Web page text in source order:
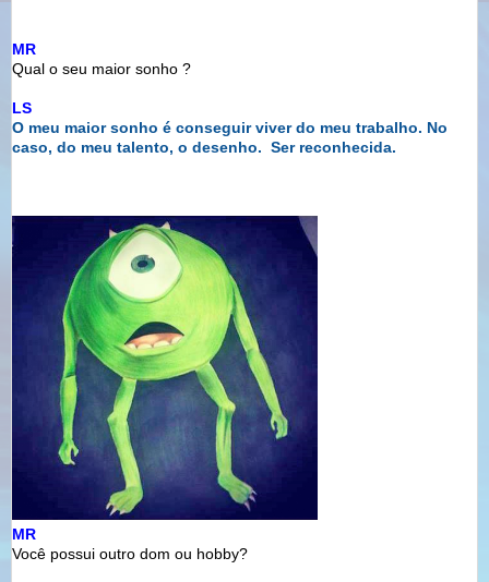
MR
Qual o seu maior sonho ?
LS
O meu maior sonho é conseguir viver do meu trabalho. No
caso, do meu talento, o desenho. Ser reconhecida.
MR
Você possui outro dom ou hobby?